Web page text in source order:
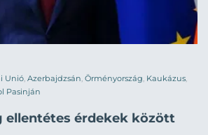
Unió Azerbajdzsán Örményország Kaukázus
Pasinján
ellentétes érdekek között